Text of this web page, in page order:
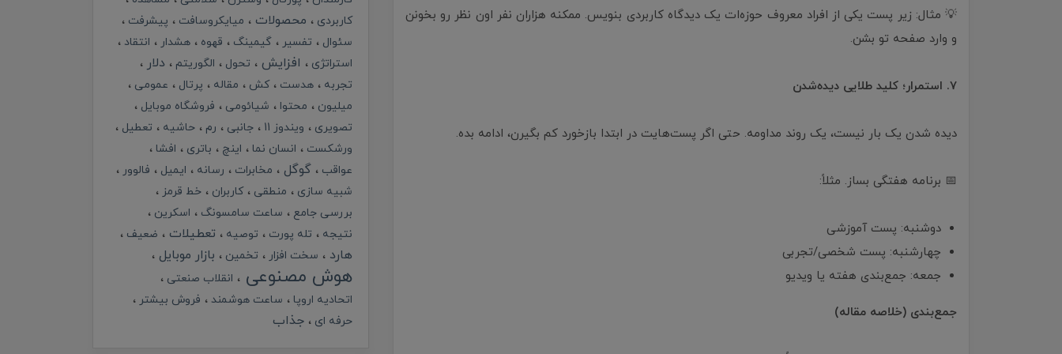
💡 مثال: زیر پست یکی از افراد معروف حوزه‌ات یک دیدگاه کاربردی بنویس. ممکنه هزاران نفر اون نظر رو بخونن
و وارد صفحه تو بشن.
۷. استمرار؛ کلید طلایی دیده‌شدن
دیده شدن یک بار نیست، یک روند مداومه. حتی اگر پست‌هایت در ابتدا بازخورد کم بگیرن، ادامه بده.
📅 برنامه هفتگی بساز. مثلاً:
دوشنبه: پست آموزشی
چهارشنبه: پست شخصی/تجربی
جمعه: جمع‌بندی هفته یا ویدیو
جمع‌بندی (خلاصه مقاله)
کاربردی
محصولات میایکروسافت
پیشرفت
سئوال
تفسیر گیمینگ قهوه هشدار
انتقاد
استراتژی
افزایش تحول الگوریتم دلار
تجربه هدست کش مقاله پرتال
عمومی
میلیون
محتوا شیائومی
فروشگاه موبایل
تصویری
ویندوز 11 جانبی رم حاشیه
تعطیل
ورشکست
انسان نما اینچ باتری
افشا
عواقب
گوگل مخابرات رسانه ایمیل
فالوور
شبیه سازی
منطقی کاربران
خط قرمز
بررسی جامع
ساعت سامسونگ
اسکرین
نتیجه
تله پورت توصیه تعطیلات ضعیف
هارد سخت افزار تخمین بازار موبایل
هوش مصنوعی
انقلاب صنعتی
اتحادیه اروپا
ساعت هوشمند
فروش بیشتر
حرفه ای
جذاب